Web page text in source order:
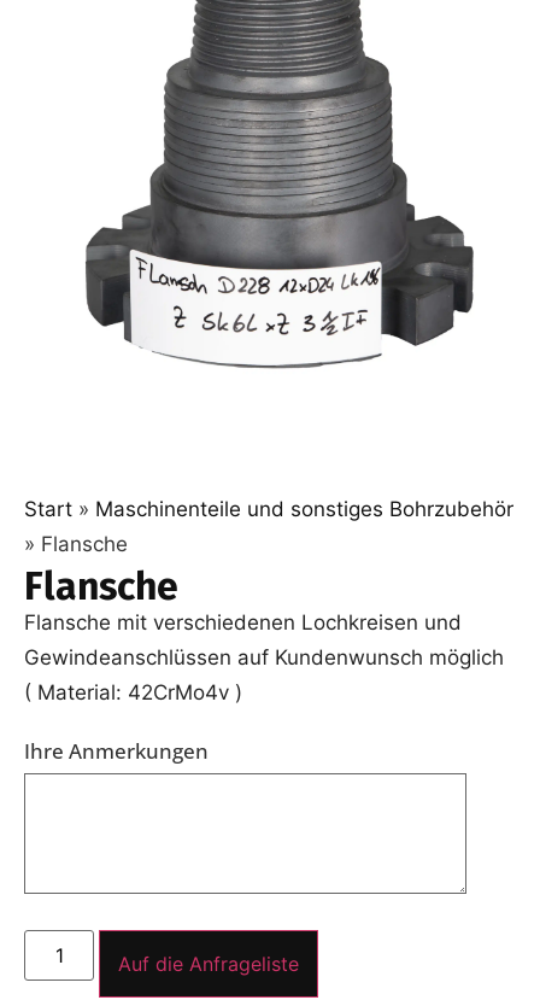
Start » Maschinenteile und sonstiges Bohrzubehör
» Flansche
Flansche
Flansche mit verschiedenen Lochkreisen und
Gewindeanschlüssen auf Kundenwunsch möglich
( Material: 42CrMo4v )
Ihre Anmerkungen
Auf die Anfrageliste